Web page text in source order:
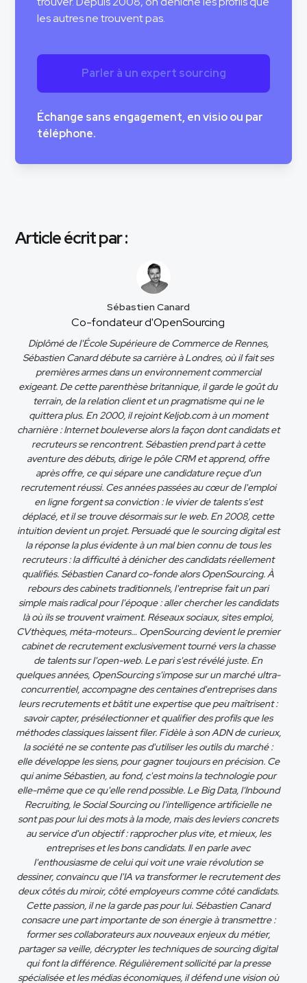
les autres ne trouvent pas.
Parler à un expert sourcing
Échange sans engagement, en visio ou par
téléphone.
Article écrit par :
Sébastien Canard
Co-fondateur d'OpenSourcing
Diplômé de l'École Supérieure de Commerce de Rennes,
Sébastien Canard débute sa carrière à Londres, où il fait ses
premières armes dans un environnement commercial
exigeant. De cette parenthèse britannique, il garde le goût du
terrain, de la relation client et un pragmatisme qui ne le
quittera plus. En 2000, il rejoint Keljob.com à un moment
charnière : Internet bouleverse alors la façon dont candidats et
recruteurs se rencontrent. Sébastien prend part à cette
aventure des débuts, dirige le pôle CRM et apprend, offre
après offre, ce qui sépare une candidature reçue d'un
recrutement réussi. Ces années passées au cœur de l'emploi
en ligne forgent sa conviction : le vivier de talents s'est
déplacé, et il se trouve désormais sur le web. En 2008, cette
intuition devient un projet. Persuadé que le sourcing digital est
la réponse la plus évidente à un mal bien connu de tous les
recruteurs : la difficulté à dénicher des candidats réellement
qualifiés. Sébastien Canard co-fonde alors OpenSourcing. À
rebours des cabinets traditionnels, l'entreprise fait un pari
simple mais radical pour l'époque : aller chercher les candidats
là où ils se trouvent vraiment. Réseaux sociaux, sites emploi,
CVthèques, méta-moteurs… OpenSourcing devient le premier
cabinet de recrutement exclusivement tourné vers la chasse
de talents sur l'open-web. Le pari s'est révélé juste. En
quelques années, OpenSourcing s'impose sur un marché ultra-
concurrentiel, accompagne des centaines d'entreprises dans
leurs recrutements et bâtit une expertise que peu maîtrisent :
savoir capter, présélectionner et qualifier des profils que les
méthodes classiques laissent filer. Fidèle à son ADN de curieux,
la société ne se contente pas d'utiliser les outils du marché :
elle développe les siens, pour gagner toujours en précision. Ce
qui anime Sébastien, au fond, c'est moins la technologie pour
elle-même que ce qu'elle rend possible. Le Big Data, l'Inbound
Recruiting, le Social Sourcing ou l'intelligence artificielle ne
sont pas pour lui des mots à la mode, mais des leviers concrets
au service d'un objectif : rapprocher plus vite, et mieux, les
entreprises et les bons candidats. Il en parle avec
l'enthousiasme de celui qui voit une vraie révolution se
dessiner, convaincu que l'IA va transformer le recrutement des
deux côtés du miroir, côté employeurs comme côté candidats.
Cette passion, il ne la garde pas pour lui. Sébastien Canard
consacre une part importante de son énergie à transmettre :
former ses collaborateurs aux nouveaux enjeux du métier,
partager sa veille, décrypter les techniques de sourcing digital
qui font la différence. Régulièrement sollicité par la presse
spécialisée et les médias économiques, il défend une vision où